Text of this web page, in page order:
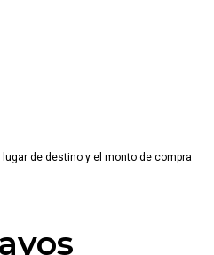
de destino y el monto de compra